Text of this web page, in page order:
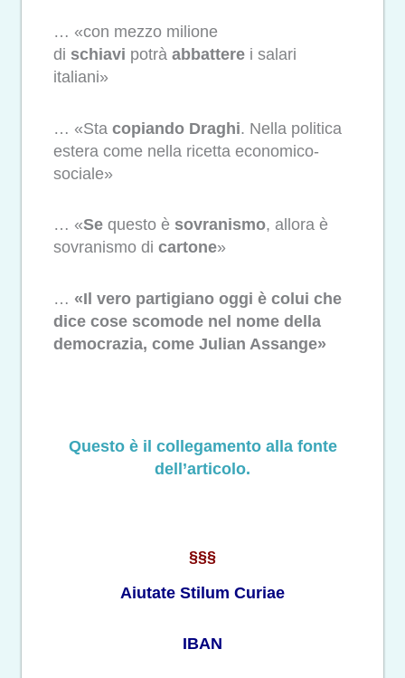
… «con mezzo milione
di schiavi potrà abbattere i salari
italiani»
… «Sta copiando Draghi. Nella politica
estera come nella ricetta economico-
sociale»
… «Se questo è sovranismo, allora è
sovranismo di cartone»
… «Il vero partigiano oggi è colui che
dice cose scomode nel nome della
democrazia, come Julian Assange»
Questo è il collegamento alla fonte
dell’articolo.
§§§
Aiutate Stilum Curiae
IBAN